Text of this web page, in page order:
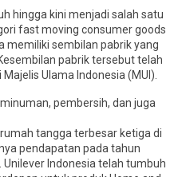
hingga kini menjadi salah satu
fast moving consumer goods
memiliki sembilan pabrik yang
pabrik tersebut telah
Ulama Indonesia (MUI).
pembersih, dan juga
tangga terbesar ketiga di
pendapatan pada tahun
Unilever Indonesia telah tumbuh